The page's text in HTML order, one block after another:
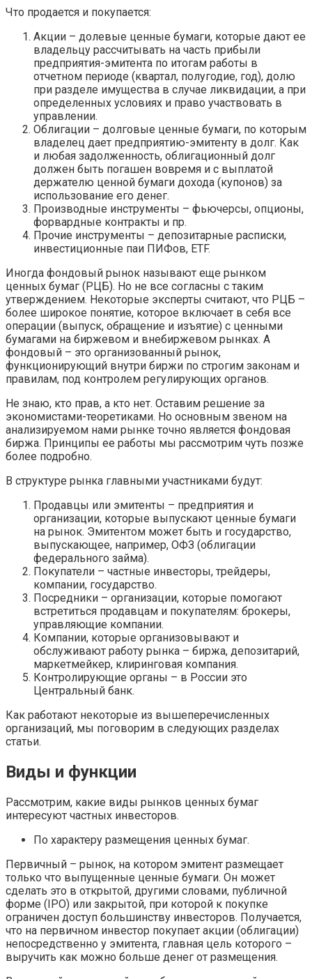
Что продается и покупается:
Акции – долевые ценные бумаги, которые дают ее
владельцу рассчитывать на часть прибыли
предприятия-эмитента по итогам работы в
отчетном периоде (квартал, полугодие, год), долю
при разделе имущества в случае ликвидации, а при
определенных условиях и право участвовать в
управлении.
Облигации – долговые ценные бумаги, по которым
владелец дает предприятию-эмитенту в долг. Как
и любая задолженность, облигационный долг
должен быть погашен вовремя и с выплатой
держателю ценной бумаги дохода (купонов) за
использование его денег.
Производные инструменты – фьючерсы, опционы,
форвардные контракты и пр.
Прочие инструменты – депозитарные расписки,
инвестиционные паи ПИФов, ETF.
Иногда фондовый рынок называют еще рынком
ценных бумаг (РЦБ). Но не все согласны с таким
утверждением. Некоторые эксперты считают, что РЦБ –
более широкое понятие, которое включает в себя все
операции (выпуск, обращение и изъятие) с ценными
бумагами на биржевом и внебиржевом рынках. А
фондовый – это организованный рынок,
функционирующий внутри биржи по строгим законам и
правилам, под контролем регулирующих органов.
Не знаю, кто прав, а кто нет. Оставим решение за
экономистами-теоретиками. Но основным звеном на
анализируемом нами рынке точно является фондовая
биржа. Принципы ее работы мы рассмотрим чуть позже
более подробно.
В структуре рынка главными участниками будут:
Продавцы или эмитенты – предприятия и
организации, которые выпускают ценные бумаги
на рынок. Эмитентом может быть и государство,
выпускающее, например, ОФЗ (облигации
федерального займа).
Покупатели – частные инвесторы, трейдеры,
компании, государство.
Посредники – организации, которые помогают
встретиться продавцам и покупателям: брокеры,
управляющие компании.
Компании, которые организовывают и
обслуживают работу рынка – биржа, депозитарий,
маркетмейкер, клиринговая компания.
Контролирующие органы – в России это
Центральный банк.
Как работают некоторые из вышеперечисленных
организаций, мы поговорим в следующих разделах
статьи.
Виды и функции
Рассмотрим, какие виды рынков ценных бумаг
интересуют частных инвесторов.
По характеру размещения ценных бумаг.
Первичный – рынок, на котором эмитент размещает
только что выпущенные ценные бумаги. Он может
сделать это в открытой, другими словами, публичной
форме (IPO) или закрытой, при которой к покупке
ограничен доступ большинству инвесторов. Получается,
что на первичном инвестор покупает акции (облигации)
непосредственно у эмитента, главная цель которого –
выручить как можно больше денег от размещения.